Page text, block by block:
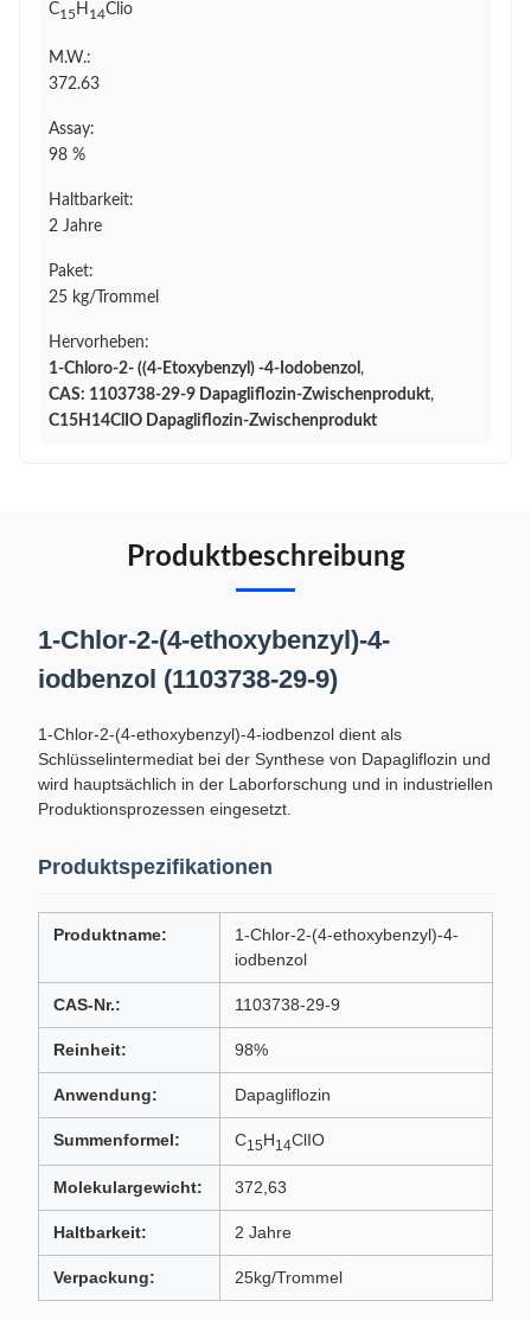
C15 H 14Clio
M.W.:
372.63
Assay:
98 %
Haltbarkeit:
2 Jahre
Paket:
25 kg/Trommel
Hervorheben:
1-Chloro-2- ((4-Etoxybenzyl) -4-Iodobenzol ,
CAS: 1103738-29-9 Dapagliflozin-Zwischenprodukt,
C15H14ClIO Dapagliflozin-Zwischenprodukt
Produktbeschreibung
1-Chlor-2-(4-ethoxybenzyl)-4-
iodbenzol (1103738-29-9)
1-Chlor-2-(4-ethoxybenzyl)-4-iodbenzol dient als
Schlüsselintermediat bei der Synthese von Dapagliflozin und
wird hauptsächlich in der Laborforschung und in industriellen
Produktionsprozessen eingesetzt.
Produktspezifikationen
Produktname:
1-Chlor-2-(4-ethoxybenzyl)-4-
iodbenzol
CAS-Nr.: 1103738-29-9
Reinheit: 98%
Anwendung: Dapagliflozin
Summenformel: C15H14ClIO
Molekulargewicht: 372,63
Haltbarkeit: 2 Jahre
Verpackung: 25kg/Trommel